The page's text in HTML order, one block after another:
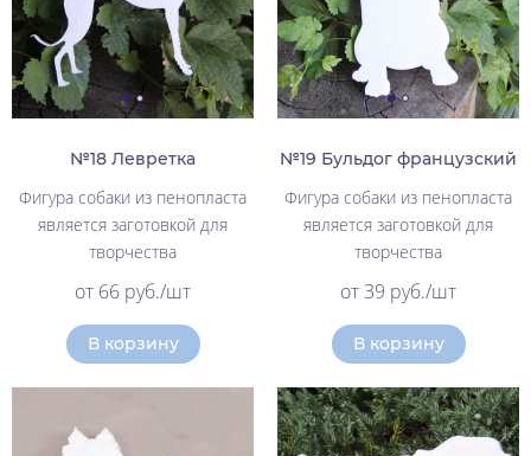
№18 Левретка
Фигура собаки из пенопласта
является заготовкой для
творчества
от 66 руб./шт
В корзину
№19 Бульдог французский
Фигура собаки из пенопласта
является заготовкой для
творчества
от 39 руб./шт
В корзину